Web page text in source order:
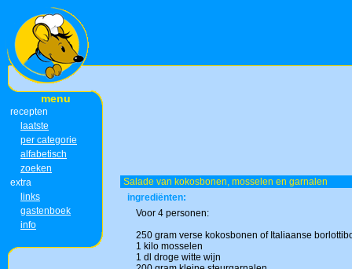
menu
recepten
laatste
per categorie
alfabetisch
zoeken
extra
links
gastenboek
info
Salade van kokosbonen, mosselen en garnalen
ingrediënten:
Voor 4 personen:
250 gram verse kokosbonen of Italiaanse
1 kilo mosselen
1 dl droge witte wijn